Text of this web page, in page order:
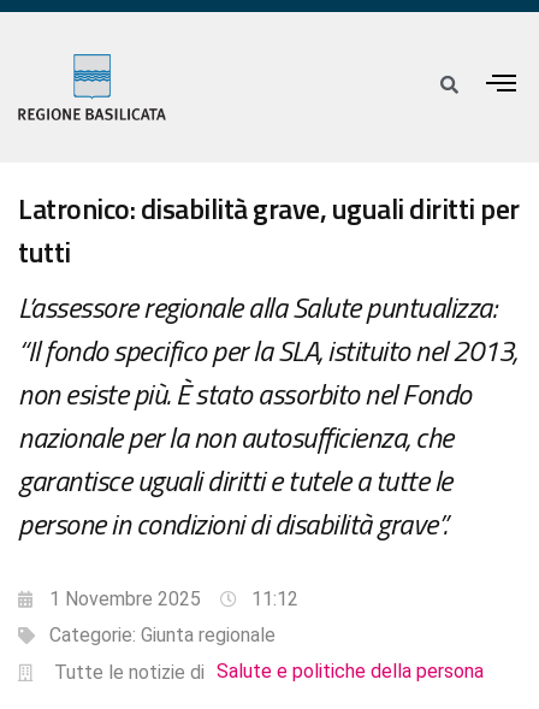
Latronico: disabilità grave, uguali diritti per
tutti
L’assessore regionale alla Salute puntualizza:
“Il fondo specifico per la SLA, istituito nel 2013,
non esiste più. È stato assorbito nel Fondo
nazionale per la non autosufficienza, che
garantisce uguali diritti e tutele a tutte le
persone in condizioni di disabilità grave”.
1 Novembre 2025
11:12
Categorie: Giunta regionale
Tutte le notizie di Salute e politiche della persona